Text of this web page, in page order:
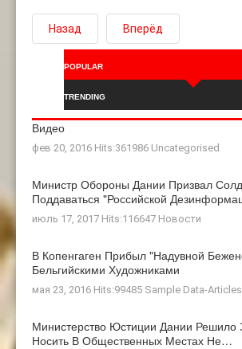
Назад Вперёд
POPULAR
TRENDING
Видео
фев 20, 2016 Hits:361986 Uncategorised
Министр Обороны Дании Призвал
Поддаваться "российской
июль 17, 2017 Hits:116647 Новости
В Копенгаген Прибыл "Надувной
Бельгийскими Художниками
мая 23, 2016 Hits:99485 Sample Data-Articles
Министерство Юстиции Дании Решило
Носить В Общественных Местах Не…